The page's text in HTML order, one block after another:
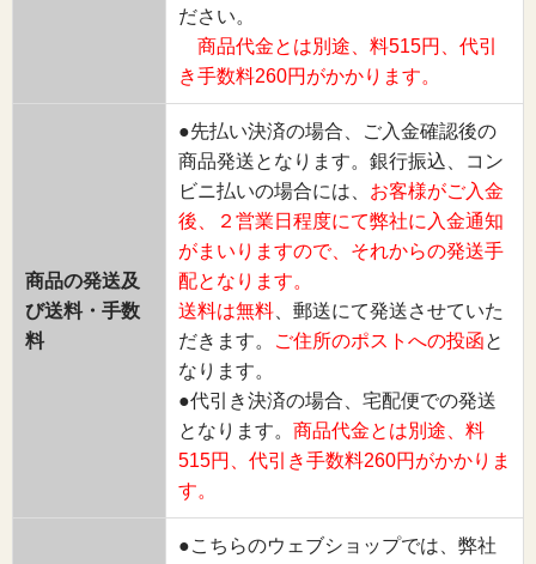
ださい。
商品代金とは別途、料515円、代引
き手数料260円がかかります。
商品の発送及
び送料・手数
料
●先払い決済の場合、ご入金確認後の
商品発送となります。銀行振込、コン
ビニ払いの場合には、 お客様がご入金
後、２営業日程度にて弊社に入金通知
がまいりますので、それからの発送手
配となります。
送料は無料 、郵送にて発送させていた
だきます。
ご住所のポストへの投函と
なります。
●代引き決済の場合、宅配便での発送
となります。 商品代金とは別途、料
515円、代引き手数料260円がかかりま
す。
●こちらのウェブショップでは、弊社